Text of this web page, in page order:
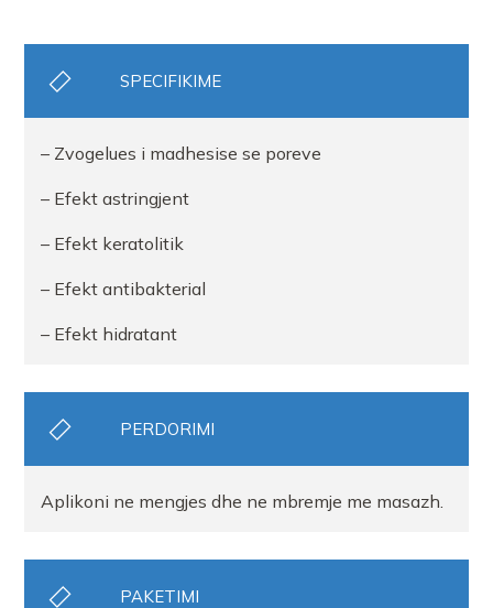
SPECIFIKIME
– Zvogelues i madhesise se poreve
– Efekt astringjent
– Efekt keratolitik
– Efekt antibakterial
– Efekt hidratant
PERDORIMI
Aplikoni ne mengjes dhe ne mbremje me masazh.
PAKETIMI